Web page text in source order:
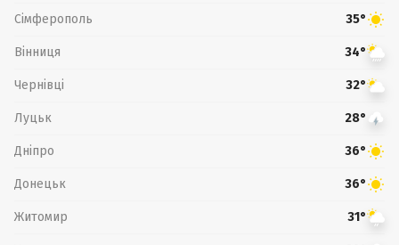
Сімферополь 35°
Вінниця 34°
Чернівці 32°
Луцьк 28°
Дніпро 36°
Донецьк 36°
Житомир 31°